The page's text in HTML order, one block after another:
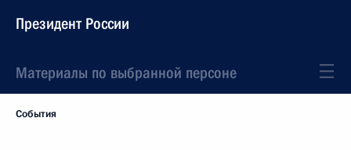
Президент России
Материалы по выбранной персоне
События